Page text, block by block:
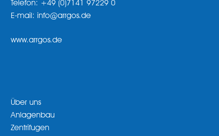
Telefon: +49 (0)7141 97229 0
E-mail: info@arrgos.de
www.arrgos.de
Über uns
Anlagenbau
Zentrifugen